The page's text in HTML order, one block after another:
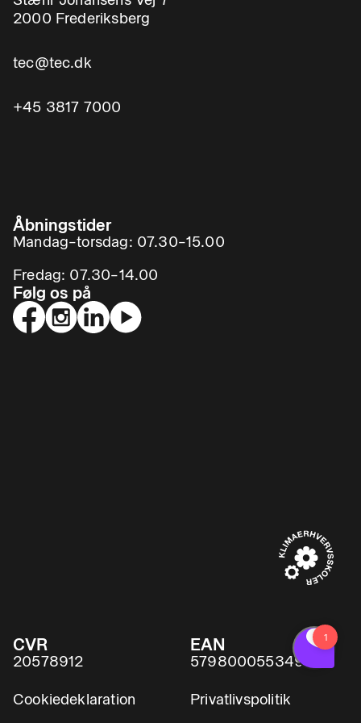
2000 Frederiksberg
tec@tec.dk
+45 3817 7000
Åbningstider
Mandag–torsdag: 07.30–15.00
Fredag: 07.30–14.00
Følg os på
CVR
20578912
EAN
5798000553491
Cookiedeklaration Privatlivspolitik